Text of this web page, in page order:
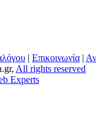
| Επικοινωνία |
All rights reserved
Experts